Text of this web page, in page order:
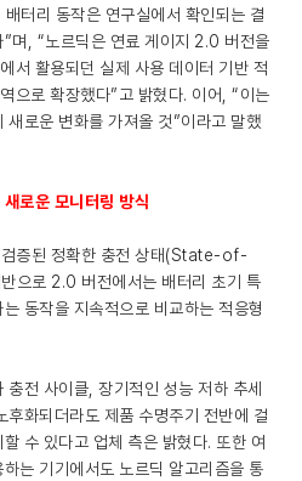
터리 동작은 연구실에서 확인되는 결
며, “노르딕은 연료 게이지 2.0 버전을
서 활용되던 실제 사용 데이터 기반 적
으로 확장했다”고 밝혔다. 이어, “이는
새로운 변화를 가져올 것”이라고 말했
로운 모니터링 방식
검증된 정확한 충전 상태(State-of-
으로 2.0 버전에서는 배터리 초기 특
동작을 지속적으로 비교하는 적응형
전 사이클, 장기적인 성능 저하 추세
후화되더라도 제품 수명주기 전반에 걸
수 있다고 업체 측은 밝혔다. 또한 여
는 기기에서도 노르딕 알고리즘을 통